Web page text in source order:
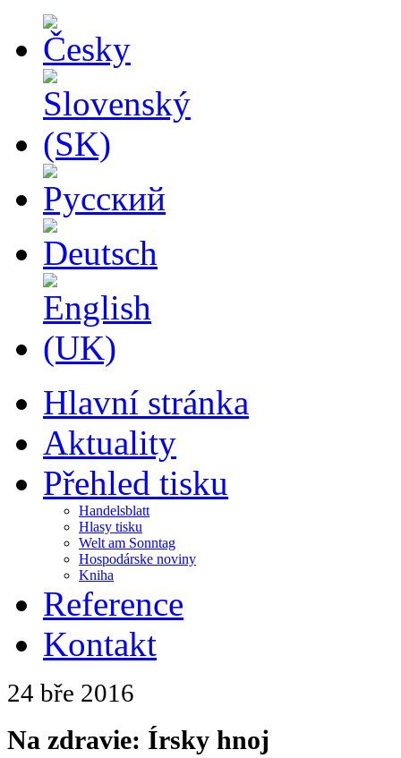
Hlavní stránka
Aktuality
Přehled tisku
Handelsblatt
Hlasy tisku
Welt am Sonntag
Hospodárske noviny
Kniha
Reference
Kontakt
24 bře 2016
Na zdravie: Írsky hnoj